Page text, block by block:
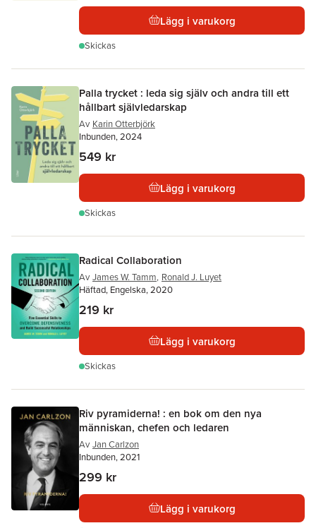
Lägg i varukorg
Skickas
Palla trycket : leda sig själv och andra till ett
hållbart självledarskap
Av Karin Otterbjörk
Inbunden, 2024
549 kr
Lägg i varukorg
Skickas
Radical Collaboration
Av James W. Tamm, Ronald J. Luyet
Häftad, Engelska, 2020
219 kr
Lägg i varukorg
Skickas
Riv pyramiderna! : en bok om den nya
människan, chefen och ledaren
Av Jan Carlzon
Inbunden, 2021
299 kr
Lägg i varukorg